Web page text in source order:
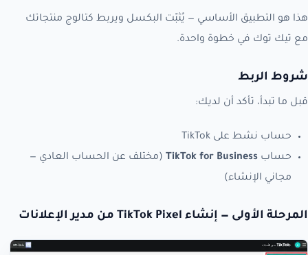
هذا هو التطبيق الأساسي — يُثبّت البكسل ويربط كتالوج منتجاتك
مع تيك توك في خطوة واحدة.
شروط الربط
قبل ما تبدأ، تأكد أن لديك:
حساب نشط على TikTok
حساب TikTok for Business (مختلف عن الحساب العادي —
مجاني الإنشاء)
المرحلة الأولى — إنشاء TikTok Pixel من مدير الإعلانات